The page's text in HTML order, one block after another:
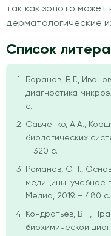
так как золото может
дерматологические
Список
Баранов, В.Г.,
диагностика
с.
Савченко, А.А.,
биологических
– 320 с.
Романов, С.Н.,
медицины: учебное
Медиа, 2019. – 480 с.
Кондратьев, В.Г.,
биохимической